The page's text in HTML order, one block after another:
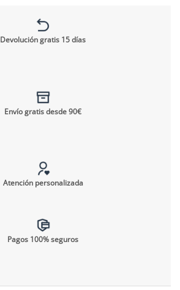
Devolución gratis 15 días
Envío gratis desde 90€
Atención personalizada
Pagos 100% seguros